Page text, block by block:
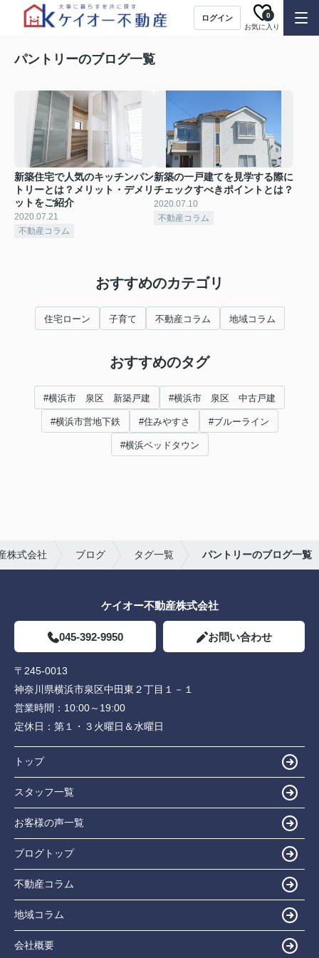
ログイン
お気に入り
0
パントリーのブログ一覧
新築住宅で人気のキッチンパン
トリーとは？メリット・デメリ
ットをご紹介
2020.07.21
不動産コラム
新築の一戸建てを見学する際に
チェックすべきポイントとは？
2020.07.10
不動産コラム
おすすめのカテゴリ
住宅ローン 子育て 不動産コラム 地域コラム
おすすめのタグ
#横浜市 泉区 新築戸建 #横浜市 泉区 中古戸建
#横浜市営地下鉄 #住みやすさ #ブルーライン
#横浜ベッドタウン
株式会社 ブログ タグ一覧 パントリーのブログ一覧
ケイオー不動産株式会社
045-392-9950 お問い合わせ
〒245-0013
神奈川県横浜市泉区中田東２丁目１－１
営業時間： 10:00～19:00
定休日： 第１・３火曜日＆水曜日
トップ
スタッフ一覧
お客様の声一覧
ブログトップ
不動産コラム
地域コラム
会社概要